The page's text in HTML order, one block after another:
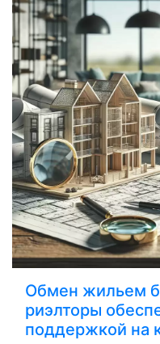
Обмен жильем
риэлторы
поддержкой на